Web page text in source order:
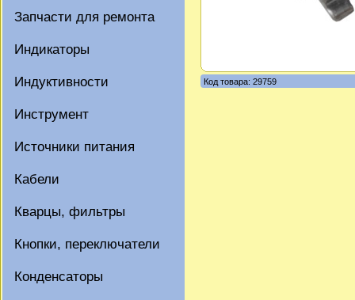
Запчасти для ремонта
Индикаторы
Индуктивности
Инструмент
Источники питания
Кабели
Кварцы, фильтры
Кнопки, переключатели
Конденсаторы
Код товара: 29759